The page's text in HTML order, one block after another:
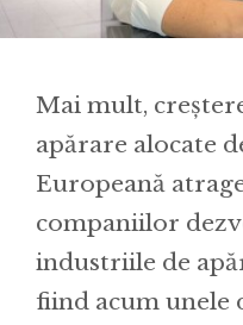
Mai mult,
apărare alocate
Europeană
companiilor
industriile de
fiind acum unele